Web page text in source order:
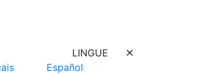
LINGUE
Español